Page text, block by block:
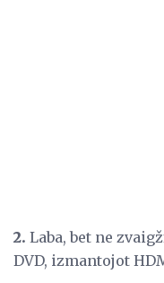
2. Laba, bet ne
DVD, izmantojot